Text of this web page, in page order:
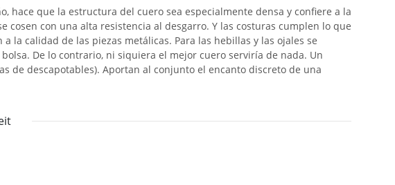
hace que la estructura del cuero sea especialmente densa y confiere a la
con una alta resistencia al desgarro. Y las costuras cumplen lo que
la calidad de las piezas metálicas. Para las hebillas y las ojales se
De lo contrario, ni siquiera el mejor cuero serviría de nada. Un
de descapotables). Aportan al conjunto el encanto discreto de una